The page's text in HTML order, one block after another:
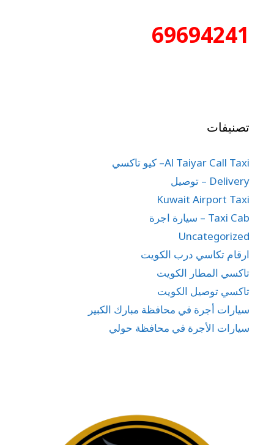
69694241
تصنيفات
Al Taiyar Call Taxi– كيو تاكسي
Delivery – توصيل
Kuwait Airport Taxi
Taxi Cab – سيارة اجرة
Uncategorized
ارقام تكاسي درب الكويت
تاكسي المطار الكويت
تاكسي توصيل الكويت
سيارات أجرة في محافظة مبارك الكبير
سيارات الأجرة في محافظة حولي